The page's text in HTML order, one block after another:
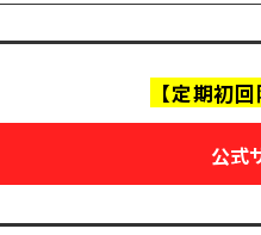
【定期初
公式